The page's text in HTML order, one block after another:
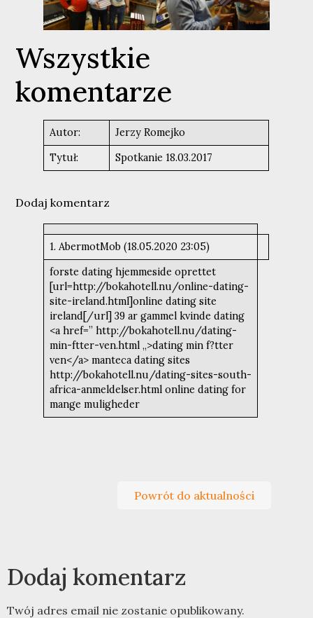
Wszystkie
komentarze
Autor:
Jerzy Romejko
Tytuł:
Spotkanie 18.03.2017
Dodaj komentarz
1. AbermotMob (18.05.2020 23:05)
forste dating hjemmeside oprettet
[url=http://bokahotell.nu/online-dating-
site-ireland.html]online dating site
ireland[/url] 39 ar gammel kvinde dating
<a href=” http://bokahotell.nu/dating-
min-ftter-ven.html „>dating min f?tter
ven</a> manteca dating sites
http://bokahotell.nu/dating-sites-south-
africa-anmeldelser.html online dating for
mange muligheder
Powrót do aktualności
Dodaj komentarz
Twój adres email nie zostanie opublikowany.